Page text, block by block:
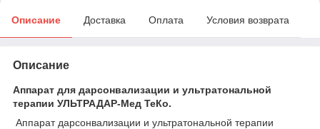
Описание Доставка Оплата Условия возврата
Описание
Аппарат для дарсонвализации и ультратональной
терапии УЛЬТРАДАР-Мед ТеКо.
Аппарат дарсонвализации и ультратональной терапии